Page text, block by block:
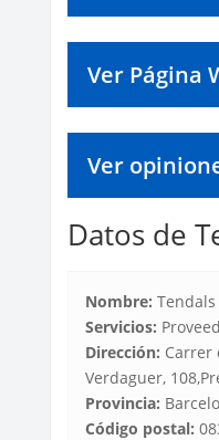
Ver Página
Ver
Datos de
Nombre: Tendals
Servicios:
Dirección: Carrer
Verdaguer,
Provincia:
Código postal: